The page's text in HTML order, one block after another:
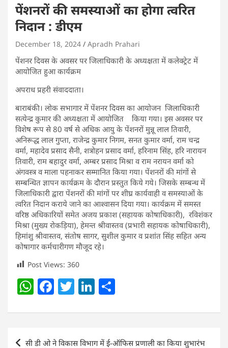
पेंशनरों की समस्याओं का होगा त्वरित
निदान : डीएम
December 18, 2024 Apradh Prahari
पेंशनर दिवस के अवसर पर जिलाधिकारी के अध्यक्षता में कलेक्ट्रेट में
आयोजित हुआ कार्यक्रम
अपराध प्रहरी संवाददाता।
बाराबंकी। लोक सभागार में पेंशनर दिवस का आयोजन जिलाधिकारी
सत्येन्द्र कुमार की अध्यक्षता में आयोजित किया गया। इस अवसर पर
विशेष रूप से 80 वर्ष से अधिक आयु के पेंशनरों मुन्नू लाल तिवारी,
अनिरूद्ध लाल गुप्ता, राजेन्द्र कुमार निगम, सनत कुमार वर्मा, राम चन्द्र
वर्मा, महादेव प्रसाद सैनी, शत्रोहन प्रसाद वर्मा, हरिनाम सिंह, हरि नारायन
तिवारी, राम बहादुर वर्मा, अम्बर प्रसाद मिश्रा व राम नरायन वर्मा को
अंगवस्त्र व माला पहनाकर सम्मानित किया गया। पेंशनरों की मांगों से
सम्बन्धित ज्ञापन कार्यक्रम के दौरान प्रस्तुत किये गये। जिसके सम्बन्ध में
जिलाधिकारी द्वारा पेंशनरों की मांगों पर शीघ्र कार्यवाही व समस्याओं के
त्वरित निदान कराये जाने का आश्वासन दिया गया। कार्यक्रम में समस्त
वरिष्ठ अधिकारियों समेत अजय प्रकाश (सहायक कोषाधिकारी), रविशंकर
मिश्रा (मुख्य रोकड़िया), हेमन्त श्रीवास्तव (प्रभारी सहायक कोषाधिकारी),
हिमांशु श्रीवास्तव, संतोष सागर, सुशील कुमार व प्रशांत सिंह सहित अन्य
कोषागार कर्मचारीगण मौजूद रहे।
Post Views: 360
W
at
s
F
c
e
T
itt
er
Li
k
e
ar
e
Postसी डी ओ ने विकास विभाग में ई-ऑफिस प्रणाली का किया शुभारंभ